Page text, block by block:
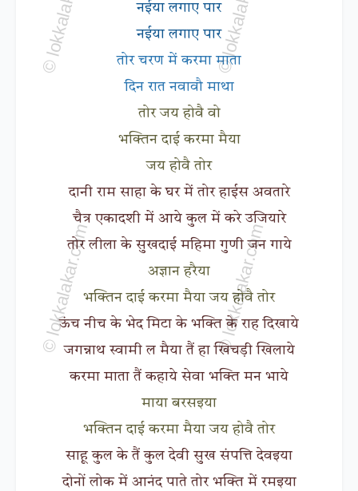
नईया लगाए पार
नईया लगाए पार
तोर चरण में करमा माता
दिन रात नवावौ माथा
तोर जय होवै वो
भक्तिन दाई करमा मैया
जय होवै तोर
दानी राम साहा के घर में तोर हाईस अवतारे
चैत्र एकादशी में आये कुल में करे उजियारे
तोर लीला के सुखदाई महिमा गुणी जन गाये
अज्ञान हरैया
भक्तिन दाई करमा मैया जय होवै तोर
ऊंच नीच के भेद मिटा के भक्ति के राह दिखाये
जगन्नाथ स्वामी ल मैया तैं हा खिचड़ी खिलाये
करमा माता तैं कहाये सेवा भक्ति मन भाये
माया बरसइया
भक्तिन दाई करमा मैया जय होवै तोर
साहू कुल के तैं कुल देवी सुख संपत्ति देवइया
दोनों लोक में आनंद पाते तोर भक्ति में रमइया